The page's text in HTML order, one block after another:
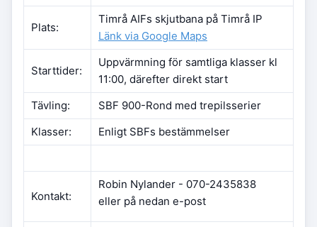
Plats:
Timrå AIFs skjutbana på Timrå IP
Länk via Google Maps
Starttider:
Uppvärmning för samtliga klasser kl
11:00, därefter direkt start
Tävling:
SBF 900-Rond med trepilsserier
Klasser:
Enligt SBFs bestämmelser
Kontakt:
Robin Nylander - 070-2435838
eller på nedan e-post